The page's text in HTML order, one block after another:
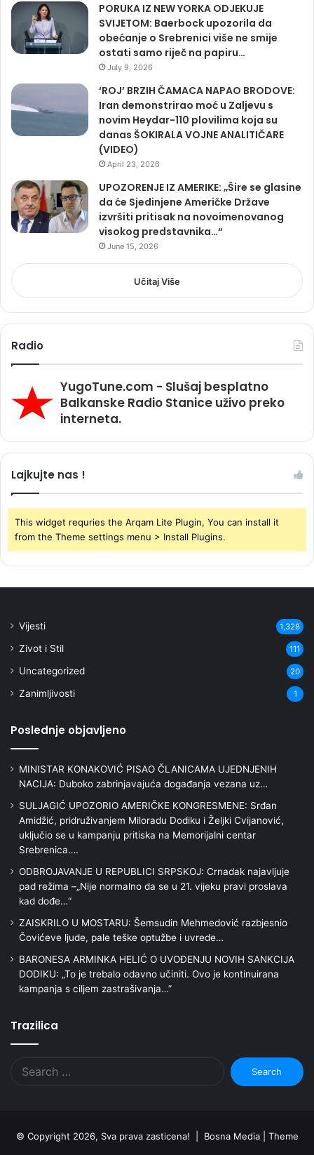
PORUKA IZ NEW YORKA ODJEKUJE
SVIJETOM: Baerbock upozorila da
obećanje o Srebrenici više ne smije
ostati samo riječ na papiru…
July 9, 2026
‘ROJ’ BRZIH ČAMACA NAPAO BRODOVE:
Iran demonstrirao moć u Zaljevu s
novim Heydar-110 plovilima koja su
danas ŠOKIRALA VOJNE ANALITIČARE
(VIDEO)
April 23, 2026
UPOZORENJE IZ AMERIKE: „Šire se glasine
da će Sjedinjene Američke Države
izvršiti pritisak na novoimenovanog
visokog predstavnika…“
June 15, 2026
Učitaj Više
Radio
YugoTune.com - Slušaj besplatno
Balkanske Radio Stanice uživo preko
interneta.
Lajkujte nas !
This widget requries the Arqam Lite Plugin, You can install it
from the Theme settings menu > Install Plugins.
Vijesti 1,328
Zivot i Stil 111
Uncategorized 20
Zanimljivosti 1
Poslednje objavljeno
MINISTAR KONAKOVIĆ PISAO ČLANICAMA UJEDNJENIH
NACIJA: Duboko zabrinjavajuća događanja vezana uz…
SULJAGIĆ UPOZORIO AMERIČKE KONGRESMENE: Srđan
Amidžić, pridruživanjem Miloradu Dodiku i Željki Cvijanović,
uključio se u kampanju pritiska na Memorijalni centar
Srebrenica….
ODBROJAVANJE U REPUBLICI SRPSKOJ: Crnadak najavljuje
pad režima –„Nije normalno da se u 21. vijeku pravi proslava
kad dođe…“
ZAISKRILO U MOSTARU: Šemsudin Mehmedović razbjesnio
Čovićeve ljude, pale teške optužbe i uvrede…
BARONESA ARMINKA HELIĆ O UVOĐENJU NOVIH SANKCIJA
DODIKU: „To je trebalo odavno učiniti. Ovo je kontinuirana
kampanja s ciljem zastrašivanja…”
Trazilica
Search
for:
© Copyright 2026, Sva prava zasticena! | Bosna Media | Theme